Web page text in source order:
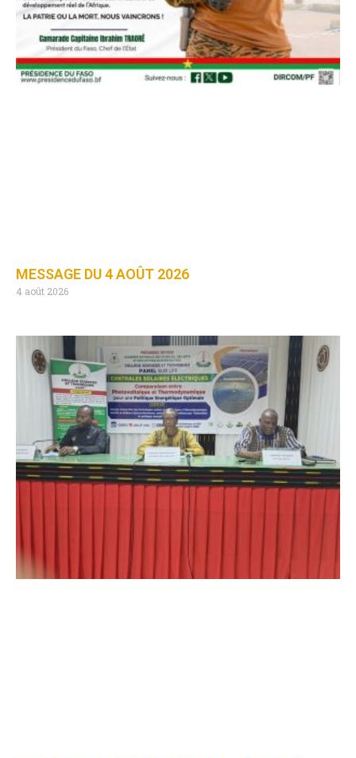
MESSAGE DU 4 AOÛT 2026
4 août 2026